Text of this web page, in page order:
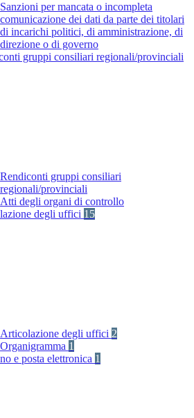
Sanzioni per mancata o incompleta
comunicazione dei dati da parte dei titolari
di incarichi politici, di amministrazione, di
direzione o di governo
gruppi consiliari regionali/provinciali
Rendiconti gruppi consiliari
regionali/provinciali
Atti degli organi di controllo
degli uffici 15
Articolazione degli uffici 2
Organigramma 1
e posta elettronica 1